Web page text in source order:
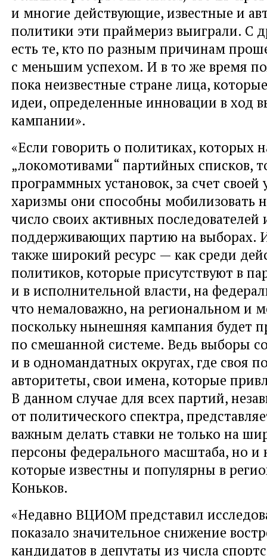
и многие действующие, известные и
политики эти праймериз выиграли. С
есть те, кто по разным причинам
с меньшим успехом. И в то же время
пока неизвестные стране лица,
идеи, определенные инновации в ход
кампании».
«Если говорить о политиках, которых
„локомотивами“ партийных списков,
программных установок, за счет своей
харизмы они способны мобилизовать
число своих активных последователей
поддерживающих партию на выборах.
также широкий ресурс — как среди
политиков, которые присутствуют в
и в исполнительной власти, на
что немаловажно, на региональном и
поскольку нынешняя кампания будет
по смешанной системе. Ведь выборы
и в одномандатных округах, где своя
авторитеты, свои имена, которые
В данном случае для всех партий,
от политического спектра,
важным делать ставки не только на
персоны федерального масштаба, но и
которые известны и популярны в
Коньков.
«Недавно ВЦИОМ представил
показало значительное снижение
кандидатов в депутаты из числа